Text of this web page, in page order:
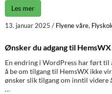
Les mer
13. januar 2025 / Flyene våre,
Ønsker du adgang til HemsWX
En endring i WordPress har ført
å be om tilgang til HemsWX ikke
ønsker slik tilgang om inntil videre
…